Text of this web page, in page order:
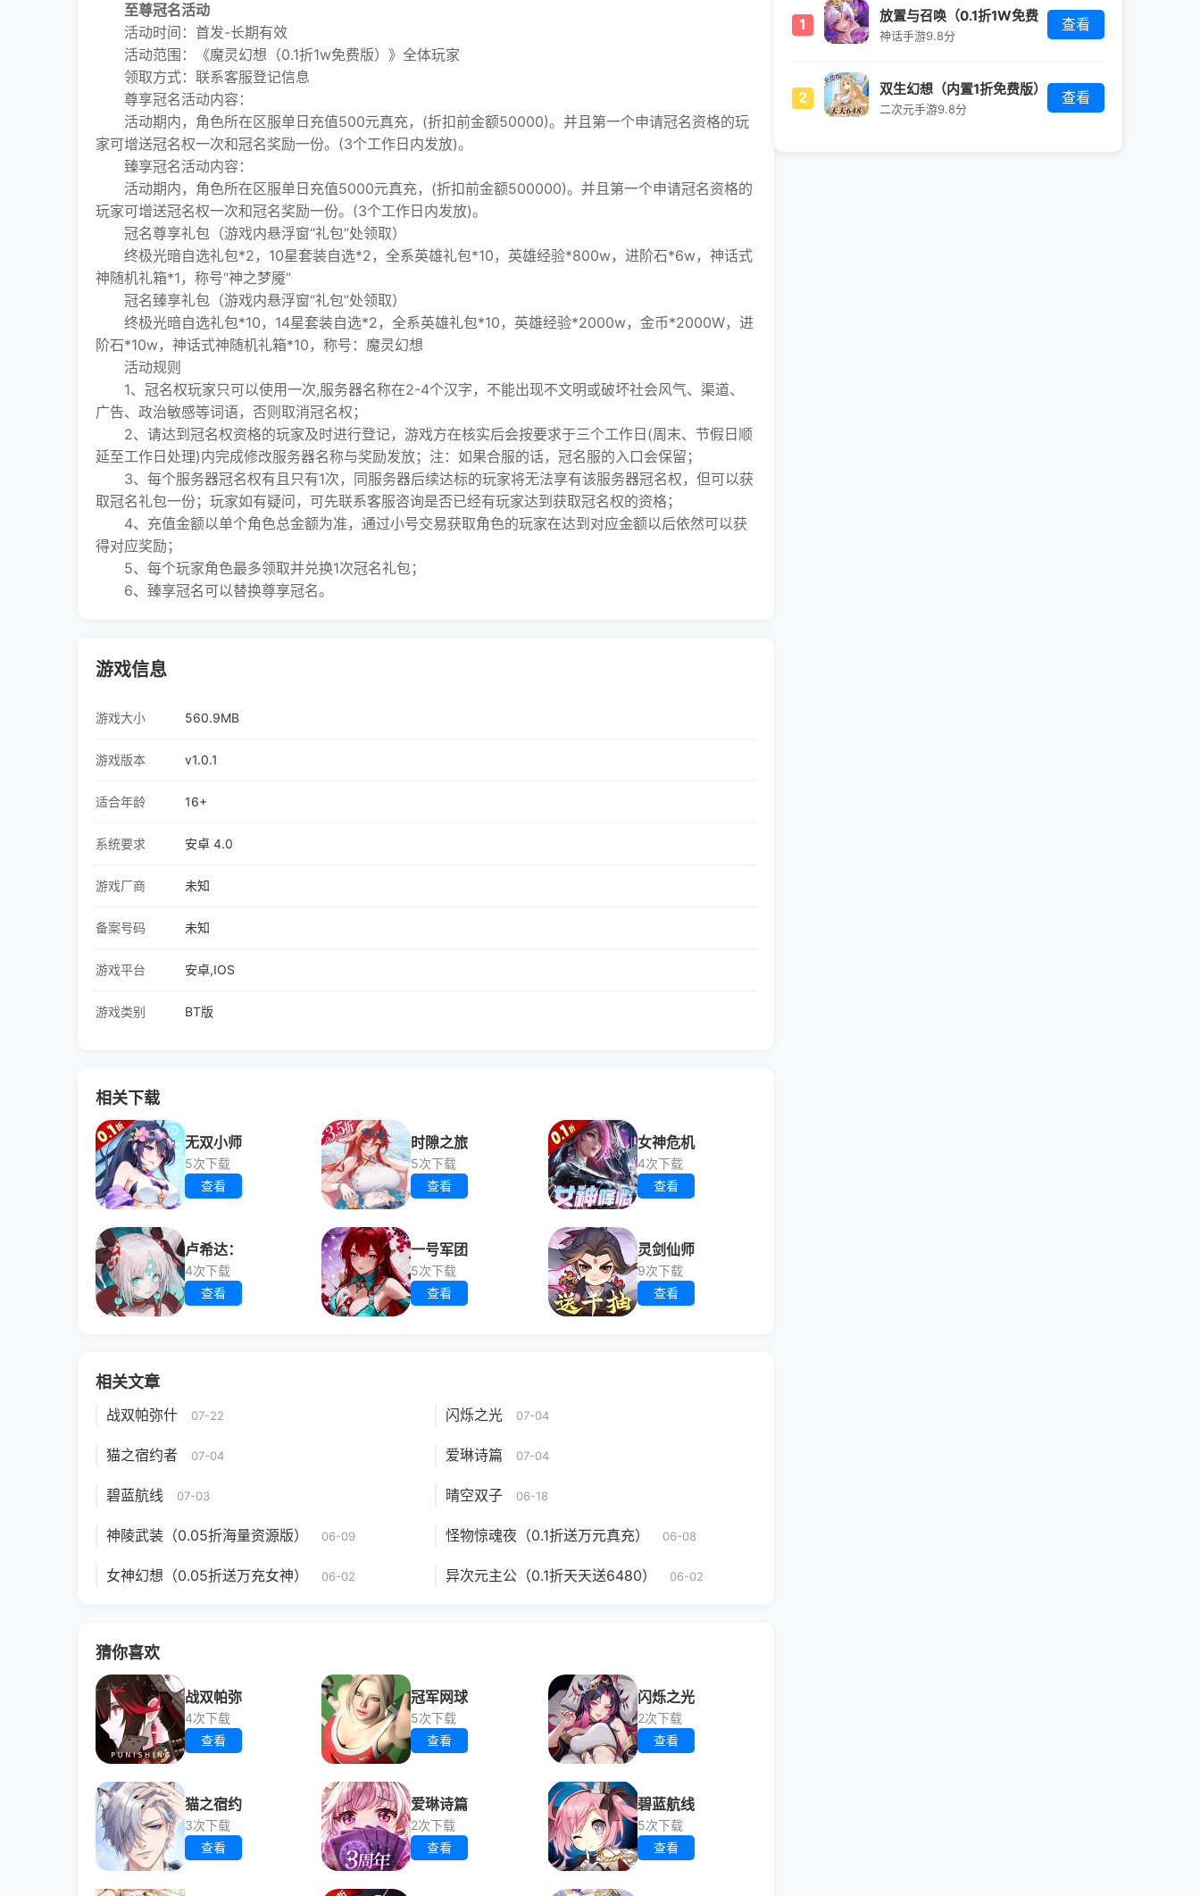
至尊冠名活动
活动时间：首发-长期有效
活动范围：《魔灵幻想（0.1折1w免费版）》全体玩家
领取方式：联系客服登记信息
尊享冠名活动内容：
活动期内，角色所在区服单日充值500元真充，(折扣前金额50000)。并且第一个申请冠名资格的玩
家可增送冠名权一次和冠名奖励一份。(3个工作日内发放)。
臻享冠名活动内容：
活动期内，角色所在区服单日充值5000元真充，(折扣前金额500000)。并且第一个申请冠名资格的
玩家可增送冠名权一次和冠名奖励一份。(3个工作日内发放)。
冠名尊享礼包（游戏内悬浮窗“礼包”处领取）
终极光暗自选礼包*2，10星套装自选*2，全系英雄礼包*10，英雄经验*800w，进阶石*6w，神话式
神随机礼箱*1，称号“神之梦魇”
冠名臻享礼包（游戏内悬浮窗“礼包”处领取）
终极光暗自选礼包*10，14星套装自选*2，全系英雄礼包*10，英雄经验*2000w，金币*2000W，进
阶石*10w，神话式神随机礼箱*10，称号：魔灵幻想
活动规则
1、冠名权玩家只可以使用一次,服务器名称在2-4个汉字，不能出现不文明或破坏社会风气、渠道、
广告、政治敏感等词语，否则取消冠名权；
2、请达到冠名权资格的玩家及时进行登记，游戏方在核实后会按要求于三个工作日(周末、节假日顺
延至工作日处理)内完成修改服务器名称与奖励发放；注：如果合服的话，冠名服的入口会保留；
3、每个服务器冠名权有且只有1次，同服务器后续达标的玩家将无法享有该服务器冠名权，但可以获
取冠名礼包一份；玩家如有疑问，可先联系客服咨询是否已经有玩家达到获取冠名权的资格；
4、充值金额以单个角色总金额为准，通过小号交易获取角色的玩家在达到对应金额以后依然可以获
得对应奖励；
5、每个玩家角色最多领取并兑换1次冠名礼包；
6、臻享冠名可以替换尊享冠名。
游戏信息
游戏大小 560.9MB
游戏版本 v1.0.1
适合年龄 16+
系统要求 安卓 4.0
游戏厂商 未知
备案号码 未知
游戏平台 安卓,IOS
游戏类别 BT版
相关下载
无双小师
5次下载
查看
时隙之旅
5次下载
查看
女神危机
4次下载
查看
卢希达：
4次下载
查看
一号军团
5次下载
查看
灵剑仙师
9次下载
查看
相关文章
战双帕弥什 07-22 闪烁之光 07-04
猫之宿约者 07-04 爱琳诗篇 07-04
碧蓝航线 07-03 晴空双子 06-18
神陵武装（0.05折海量资源版） 06-09 怪物惊魂夜（0.1折送万元真充） 06-08
女神幻想（0.05折送万充女神） 06-02 异次元主公（0.1折天天送6480） 06-02
猜你喜欢
战双帕弥
4次下载
查看
冠军网球
5次下载
查看
闪烁之光
2次下载
查看
猫之宿约
3次下载
查看
爱琳诗篇
2次下载
查看
碧蓝航线
5次下载
查看
1
放置与召唤（0.1折1W免费
版）
神话手游9.8分
查看
2 双生幻想（内置1折免费版）
二次元手游9.8分
查看